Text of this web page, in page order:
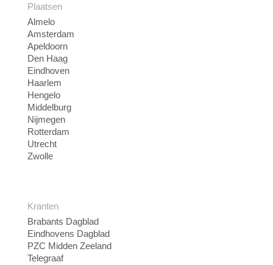
Plaatsen
Almelo
Amsterdam
Apeldoorn
Den Haag
Eindhoven
Haarlem
Hengelo
Middelburg
Nijmegen
Rotterdam
Utrecht
Zwolle
Kranten
Brabants Dagblad
Eindhovens Dagblad
PZC Midden Zeeland
Telegraaf